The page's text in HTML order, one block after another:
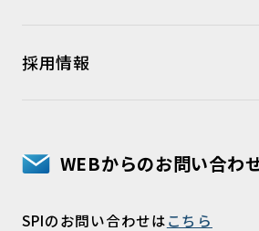
採用情報
WEBからのお問い合わ
SPIのお問い合わせはこちら